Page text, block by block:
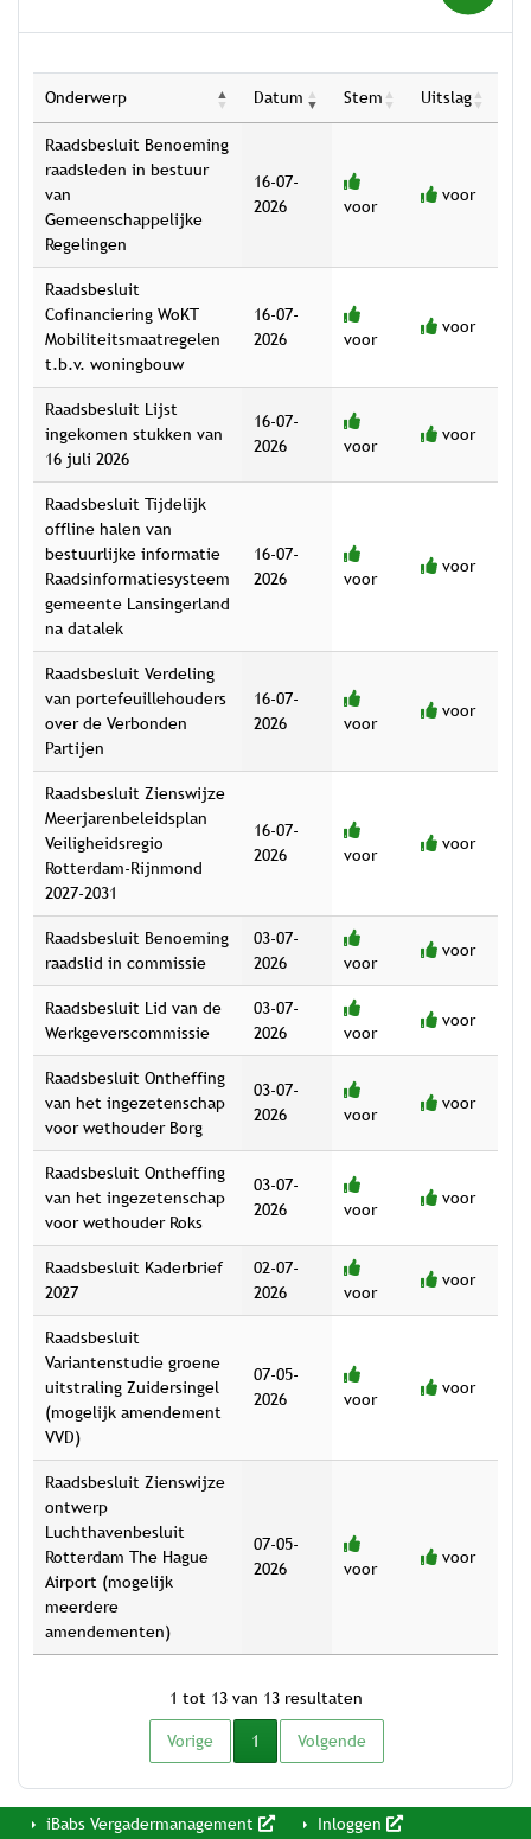
Onderwerp Datum Stem Uitslag
Raadsbesluit Benoeming
raadsleden in bestuur
van
Gemeenschappelijke
Regelingen
16-07-
2026
voor
voor
Raadsbesluit
Cofinanciering WoKT
Mobiliteitsmaatregelen
t.b.v. woningbouw
16-07-
2026
voor
voor
Raadsbesluit Lijst
ingekomen stukken van
16 juli 2026
16-07-
2026
voor
voor
Raadsbesluit Tijdelijk
offline halen van
bestuurlijke informatie
Raadsinformatiesysteem
gemeente Lansingerland
na datalek
16-07-
2026
voor
voor
Raadsbesluit Verdeling
van portefeuillehouders
over de Verbonden
Partijen
16-07-
2026
voor
voor
Raadsbesluit Zienswijze
Meerjarenbeleidsplan
Veiligheidsregio
Rotterdam-Rijnmond
2027-2031
16-07-
2026
voor
voor
Raadsbesluit Benoeming
raadslid in commissie
03-07-
2026
voor
voor
Raadsbesluit Lid van de
Werkgeverscommissie
03-07-
2026
voor
voor
Raadsbesluit Ontheffing
van het ingezetenschap
voor wethouder Borg
03-07-
2026
voor
voor
Raadsbesluit Ontheffing
van het ingezetenschap
voor wethouder Roks
03-07-
2026
voor
voor
Raadsbesluit Kaderbrief
2027
02-07-
2026
voor
voor
Raadsbesluit
Variantenstudie groene
uitstraling Zuidersingel
(mogelijk amendement
VVD)
07-05-
2026
voor
voor
Raadsbesluit Zienswijze
ontwerp
Luchthavenbesluit
Rotterdam The Hague
Airport (mogelijk
meerdere
amendementen)
07-05-
2026
voor
voor
1 tot 13 van 13 resultaten
Vorige 1 Volgende
iBabs Vergadermanagement Inloggen